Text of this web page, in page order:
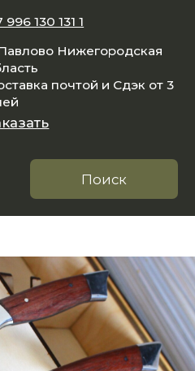
и Сдэк от 3
Поиск
1